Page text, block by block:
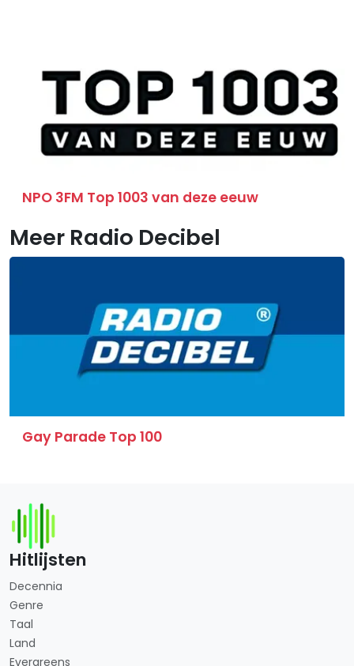
NPO 3FM Top 1003 van deze eeuw
Meer Radio Decibel
Gay Parade Top 100
Hitlijsten
Decennia
Genre
Taal
Land
Evergreens